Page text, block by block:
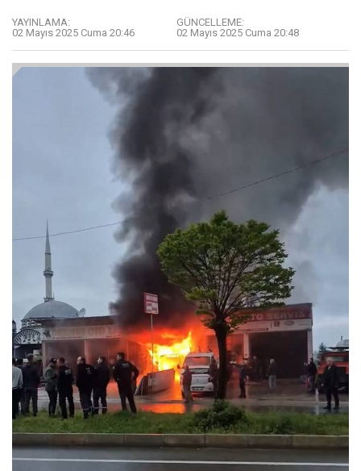
YAYINLAMA:
02 Mayıs 2025 Cuma 20:46
GÜNCELLEME:
02 Mayıs 2025 Cuma 20:48